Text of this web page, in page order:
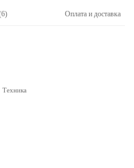
Оплата и доставка
Техника